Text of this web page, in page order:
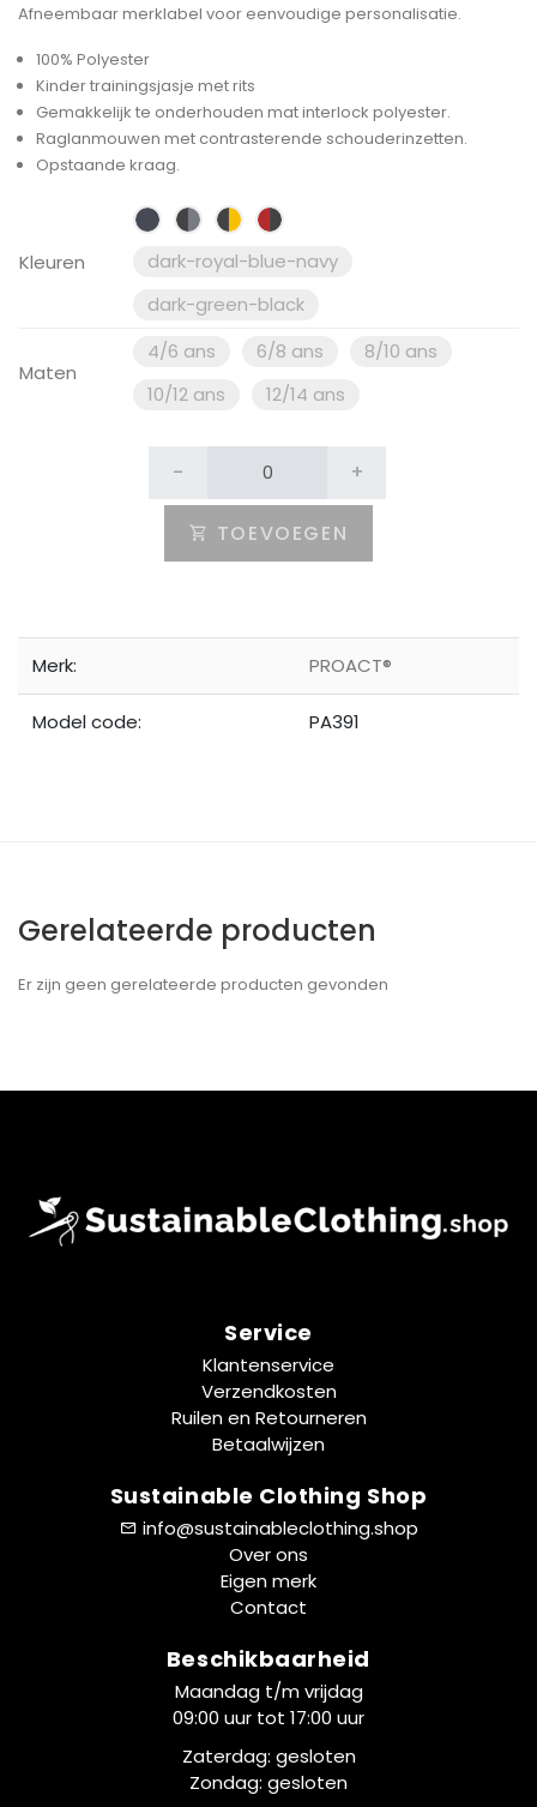
Afneembaar merklabel voor eenvoudige personalisatie.
100% Polyester
Kinder trainingsjasje met rits
Gemakkelijk te onderhouden mat interlock polyester.
Raglanmouwen met contrasterende schouderinzetten.
Opstaande kraag.
Kleuren
dark-royal-blue-navy
dark-green-black
Maten
4/6 ans 6/8 ans
8/10 ans
10/12 ans
12/14 ans
- +
TOEVOEGEN
Merk: PROACT®
Model code: PA391
Gerelateerde producten
Er zijn geen gerelateerde producten gevonden
Service
Klantenservice
Verzendkosten
Ruilen en Retourneren
Betaalwijzen
Sustainable Clothing Shop
info@sustainableclothing.shop
Over ons
Eigen merk
Contact
Beschikbaarheid
Maandag t/m vrijdag
09:00 uur tot 17:00 uur
Zaterdag: gesloten
Zondag: gesloten